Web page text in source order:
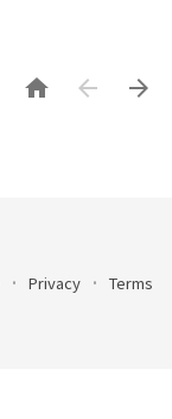

 
Privacy Terms